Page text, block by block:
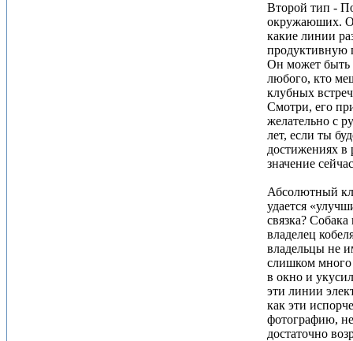
Второй тип -
окружаюших.
какие линии
продуктивную
Он может быть
любого, кто
клубных
Смотри, его
желательно с
лет, если ты
достижениях в
значение
Абсолютный
удается
связка?
владелец
владельцы не
слишком много
в окно и
эти линии
как эти
фотографию,
достаточно